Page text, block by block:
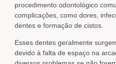
procedimento odontológico
complicações, como dores,
dentes e formação de cistos.
Esses dentes geralmente
devido à falta de espaço na